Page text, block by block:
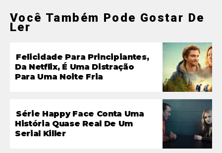
Você Também Pode Gostar De
Ler
Felicidade Para Principiantes,
Da Netflix, É Uma Distração
Para Uma Noite Fria
Série Happy Face Conta Uma
História Quase Real De Um
Serial Killer